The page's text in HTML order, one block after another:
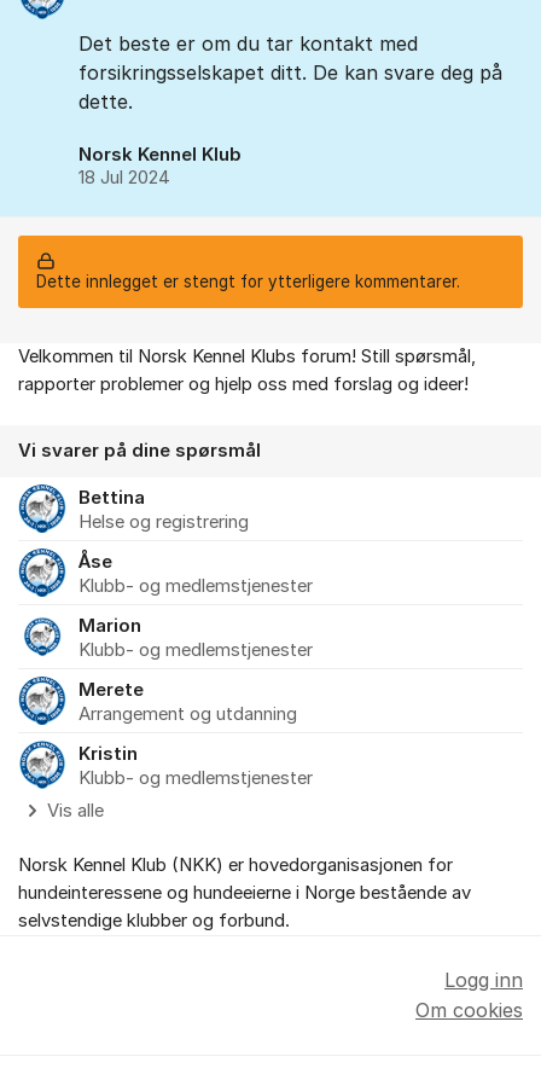
Det beste er om du tar kontakt med
forsikringsselskapet ditt. De kan svare deg på
dette.
Norsk Kennel Klub
18 Jul 2024
Dette innlegget er stengt for ytterligere kommentarer.
Om forumet
Velkommen til Norsk Kennel Klubs forum! Still spørsmål,
rapporter problemer og hjelp oss med forslag og ideer!
Vi svarer på dine spørsmål
Bettina
Helse og registrering
Åse
Klubb- og medlemstjenester
Marion
Klubb- og medlemstjenester
Merete
Arrangement og utdanning
Kristin
Klubb- og medlemstjenester
Vis alle
Norsk Kennel Klub (NKK) er hovedorganisasjonen for
hundeinteressene og hundeeierne i Norge bestående av
selvstendige klubber og forbund.
Logg inn
Om cookies